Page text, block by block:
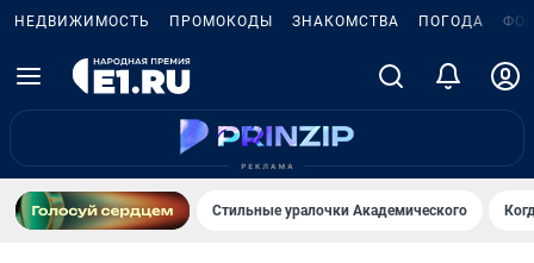
НЕДВИЖИМОСТЬ ПРОМОКОДЫ ЗНАКОМСТВА ПОГОДА
Стильные уралочки Академического